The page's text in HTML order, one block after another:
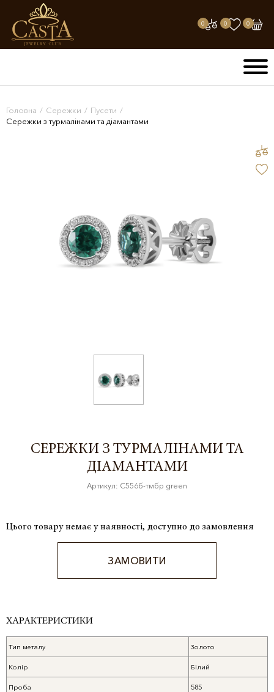
0 0 0
Головна / Сережки / Пусети /
Сережки з турмалінами та діамантами
СЕРЕЖКИ З ТУРМАЛІНАМИ ТА
ДІАМАНТАМИ
Артикул: С556б-тмбр green
Цього товару немає у наявності, доступно до замовлення
ЗАМОВИТИ
ХАРАКТЕРИСТИКИ
Тип металу Золото
Колір Білий
Проба 585